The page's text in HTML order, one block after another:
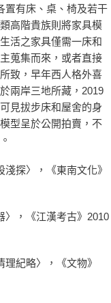
置有床、桌、椅及若干
高階貴族則將家具模
活之家具僅需一床和
蒐集而來，或者直接
致，早年西人格外喜
兩岸三地所藏，2019
見拔步床和屋舍的身
型呈於公開拍賣，不
探〉，《東南文化》
〉，《江漢考古》2010
紀略〉，《文物》